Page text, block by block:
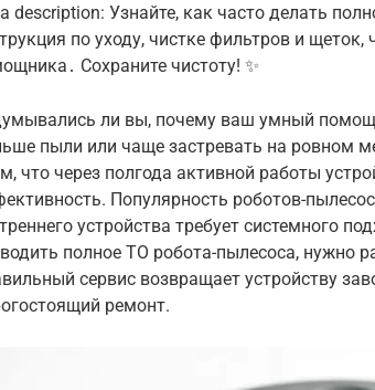
description: Узнайте, как часто делать
по уходу, чистке фильтров и
Сохраните чистоту! ✨
ли вы, почему ваш умный
пыли или чаще застревать на ровном
что через полгода активной работы
Популярность роботов-
устройства требует системного
полное ТО робота-пылесоса, нужно
сервис возвращает устройству
ремонт.